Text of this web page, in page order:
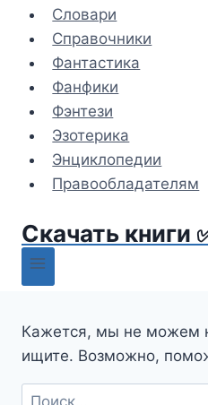
Словари
Справочники
Фантастика
Фанфики
Фэнтези
Эзотерика
Энциклопедии
Правообладателям
Скачать книги
Кажется, мы не можем
ищите. Возможно,
Найти: